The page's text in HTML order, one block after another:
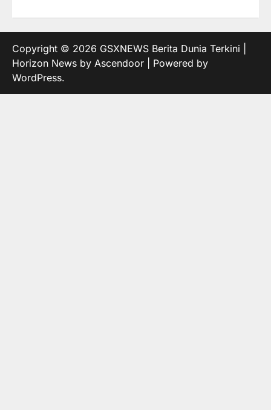
Copyright © 2026 GSXNEWS Berita Dunia Terkini
Horizon News by Ascendoor | Powered by
WordPress.